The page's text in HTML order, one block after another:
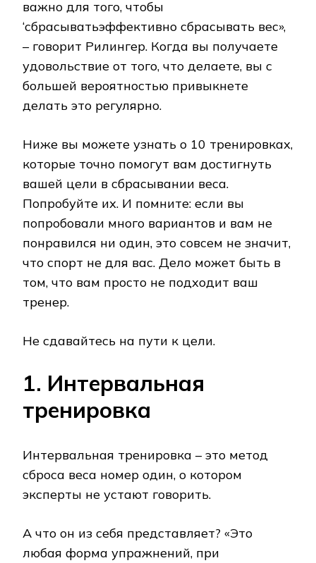
важно для того, чтобы
‘сбрасыватьэффективно сбрасывать вес»,
– говорит Рилингер. Когда вы получаете
удовольствие от того, что делаете, вы с
большей вероятностью привыкнете
делать это регулярно.
Ниже вы можете узнать о 10 тренировках,
которые точно помогут вам достигнуть
вашей цели в сбрасывании веса.
Попробуйте их. И помните: если вы
попробовали много вариантов и вам не
понравился ни один, это совсем не значит,
что спорт не для вас. Дело может быть в
том, что вам просто не подходит ваш
тренер.
Не сдавайтесь на пути к цели.
1. Интервальная
тренировка
Интервальная тренировка – это метод
сброса веса номер один, о котором
эксперты не устают говорить.
А что он из себя представляет? «Это
любая форма упражнений, при